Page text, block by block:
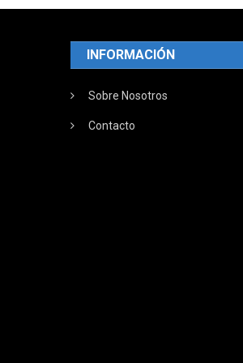
INFORMACIÓN
Sobre Nosotros
Contacto